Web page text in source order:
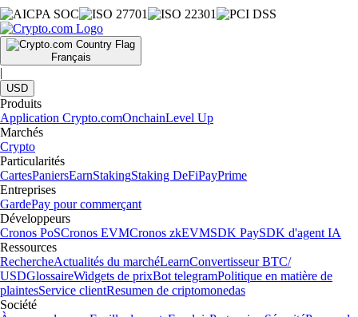
Français
|
USD
Produits
Application Crypto.comOnchainLevel Up
Marchés
Crypto
Particularités
CartesPaniersEarnStakingStaking DeFiPayPrime
Entreprises
GardePay pour commerçant
Développeurs
Cronos PoSCronos EVMCronos zkEVMSDK PaySDK d'agent IA
Ressources
RechercheActualités du marchéLearnConvertisseur BTC/
USDGlossaireWidgets de prixBot telegramPolitique en matière de
plaintesService clientResumen de criptomonedas
Société